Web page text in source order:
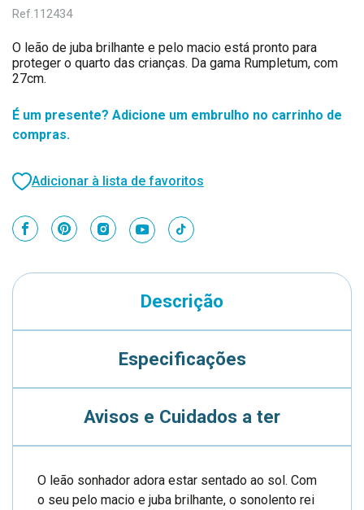
Ref.112434
O leão de juba brilhante e pelo macio está pronto para
proteger o quarto das crianças. Da gama Rumpletum, com
27cm.
É um presente? Adicione um embrulho no carrinho de
compras.
Adicionar à lista de favoritos
Descrição
Especificações
Avisos e Cuidados a ter
O leão sonhador adora estar sentado ao sol. Com
o seu pelo macio e juba brilhante, o sonolento rei